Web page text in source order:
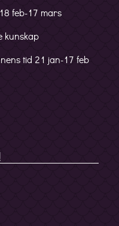
feb-17 mars
kunskap
tid 21 jan-17 feb